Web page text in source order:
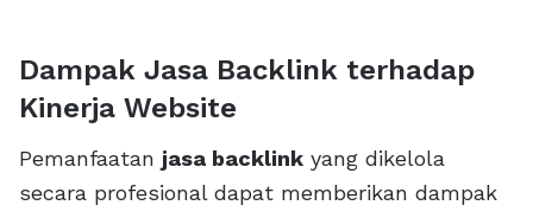
Dampak Jasa Backlink terhadap
Kinerja Website
Pemanfaatan jasa backlink yang dikelola
secara profesional dapat memberikan dampak